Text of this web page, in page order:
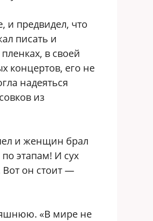
и предвидел, что
писать и
в своей
концертов, его не
надеяться
из
и женщин брал
этапам! И сух
Вот он стоит —
«В мире не